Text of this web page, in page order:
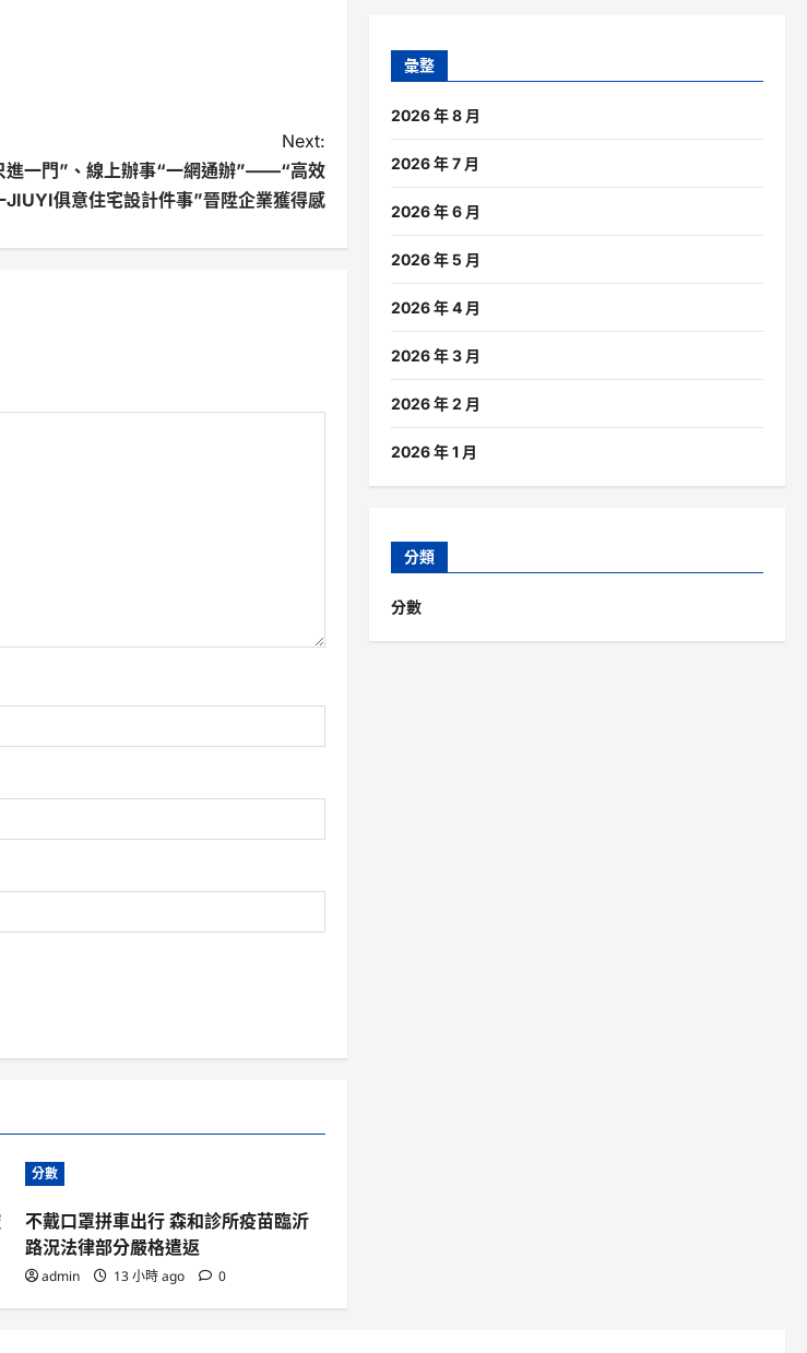
Next:
進一門”、線上辦事“一網通辦”——“高效
JIUYI俱意住宅設計件事”晉陞企業獲得感
分數
不戴口罩拼車出行 森和診所疫苗臨沂
路況法律部分嚴格遣返
admin 13 小時 ago 0
彙整
2026 年 8 月
2026 年 7 月
2026 年 6 月
2026 年 5 月
2026 年 4 月
2026 年 3 月
2026 年 2 月
2026 年 1 月
分類
分數